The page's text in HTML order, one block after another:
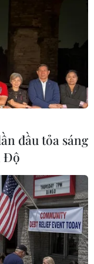
#Khu nghỉ dưỡng
#tin tức
sự
đầu tỏa sáng
Độ